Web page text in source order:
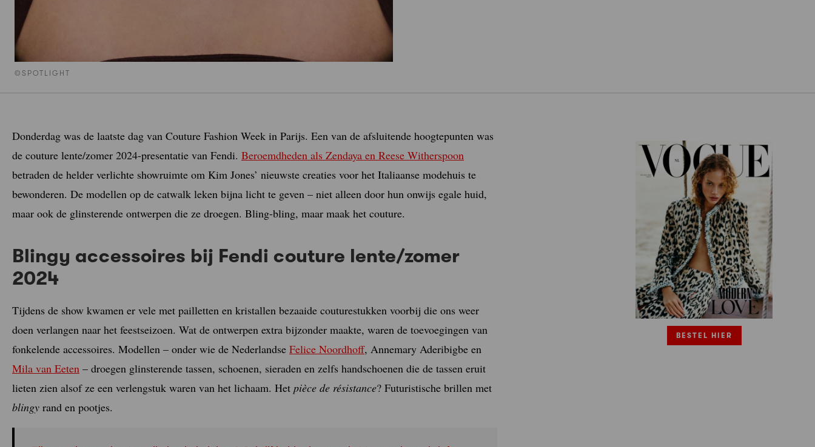
©SPOTLIGHT
Donderdag was de laatste dag van Couture Fashion Week in Parijs. Een van de afsluitende hoogtepunten was
de couture lente/zomer 2024-presentatie van Fendi. Beroemdheden als Zendaya en Reese Witherspoon
betraden de helder verlichte showruimte om Kim Jones’ nieuwste creaties voor het Italiaanse modehuis te
bewonderen. De modellen op de catwalk leken bijna licht te geven – niet alleen door hun onwijs egale huid,
maar ook de glinsterende ontwerpen die ze droegen. Bling-bling, maar maak het couture.
Blingy accessoires bij Fendi couture lente/zomer
2024
Tijdens de show kwamen er vele met pailletten en kristallen bezaaide couturestukken voorbij die ons weer
doen verlangen naar het feestseizoen. Wat de ontwerpen extra bijzonder maakte, waren de toevoegingen van
fonkelende accessoires. Modellen – onder wie de Nederlandse Felice Noordhoff, Annemary Aderibigbe en
Mila van Eeten – droegen glinsterende tassen, schoenen, sieraden en zelfs handschoenen die de tassen eruit
lieten zien alsof ze een verlengstuk waren van het lichaam. Het pièce de résistance? Futuristische brillen met
blingy rand en pootjes.
BESTEL HIER